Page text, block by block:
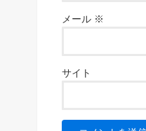
メール ※
サイト